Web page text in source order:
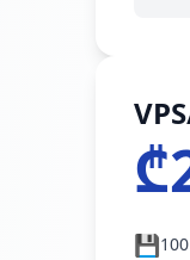
💾